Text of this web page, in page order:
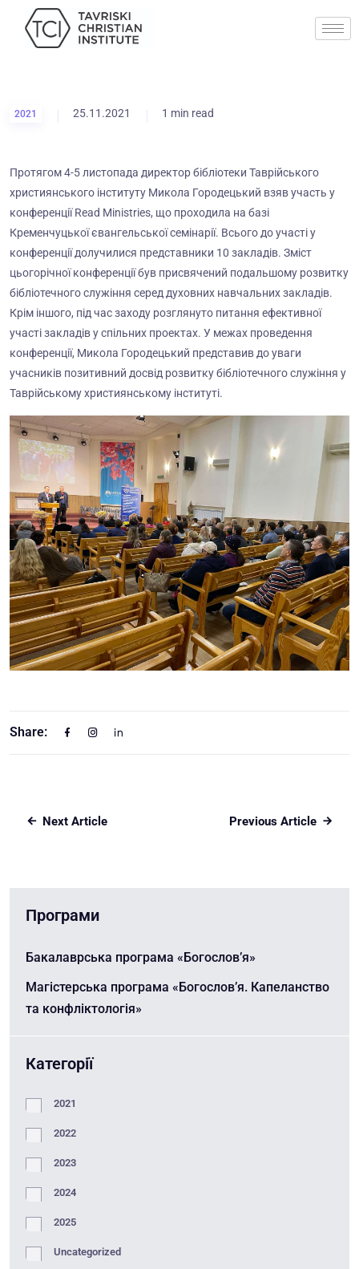
2021 25.11.2021 1 min read
Протягом 4-5 листопада директор бібліотеки Таврійського
християнського інституту Микола Городецький взяв участь у
конференції Read Ministries, що проходила на базі
Кременчуцької євангельської семінарії. Всього до участі у
конференції долучилися представники 10 закладів. Зміст
цьогорічної конференції був присвячений подальшому розвитку
бібліотечного служіння серед духовних навчальних закладів.
Крім іншого, під час заходу розглянуто питання ефективної
участі закладів у спільних проектах. У межах проведення
конференції, Микола Городецький представив до уваги
учасників позитивний досвід розвитку бібліотечного служіння у
Таврійському християнському інституті.
Share:
Next Article Previous Article
Програми
Бакалаврська програма «Богослов’я»
Магістерська програма «Богослов’я. Капеланство
та конфліктологія»
Категорії
2021
2022
2023
2024
2025
Uncategorized